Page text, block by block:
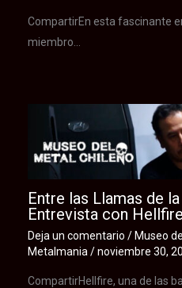
CompartirEn esta fascinante
miembro…
Entre las Llamas de
Entrevista con Hellfire
Deja un comentario /Museo
Metalmania /noviembre 30,
CompartirHellfire, una de las